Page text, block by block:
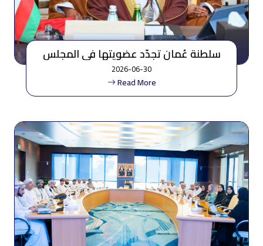
سلطنة عُمان تجدّد عضويتها في المجلس
التنفيذي للمنظمة العربية للطيران المدني
2026-06-30
Read More